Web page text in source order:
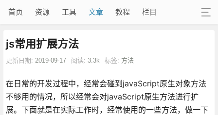
首页 资源 工具 文章 教程 栏目
js常用扩展方法
更新日期: 2019-09-17 阅读: 3.3k 标签: 方法
在日常的开发过程中，经常会碰到javaScript原生对象方法
不够用的情况，所以经常会对javaScript原生方法进行扩
展。下面就是在实际工作时，经常使用的一些方法，做一下